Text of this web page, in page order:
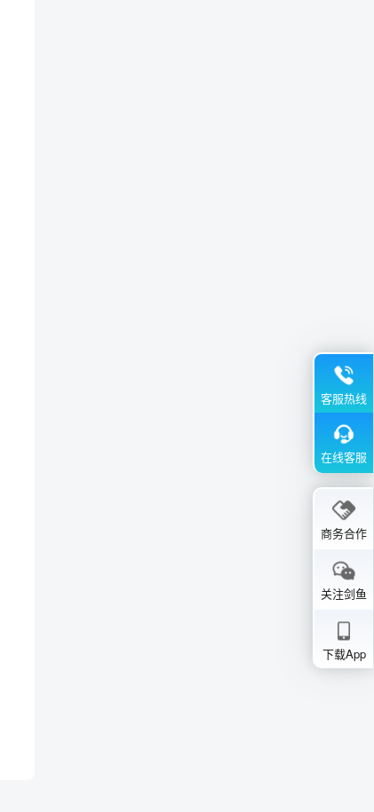
客服热线
在线客服
商务合作
关注剑鱼
下载App